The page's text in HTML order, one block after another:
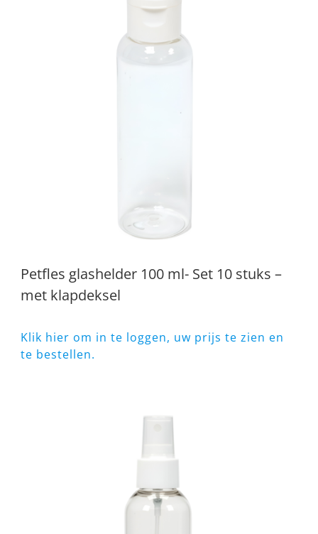
Petfles glashelder 100 ml- Set 10 stuks –
met klapdeksel
Klik hier om in te loggen, uw prijs te zien en
te bestellen.